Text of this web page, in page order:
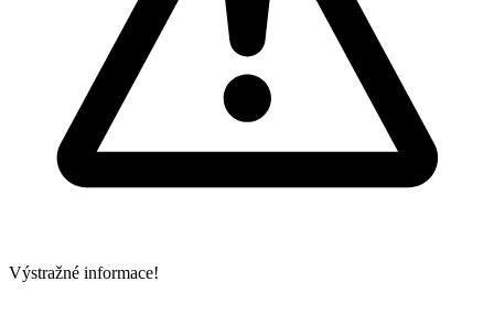
Výstražné informace!